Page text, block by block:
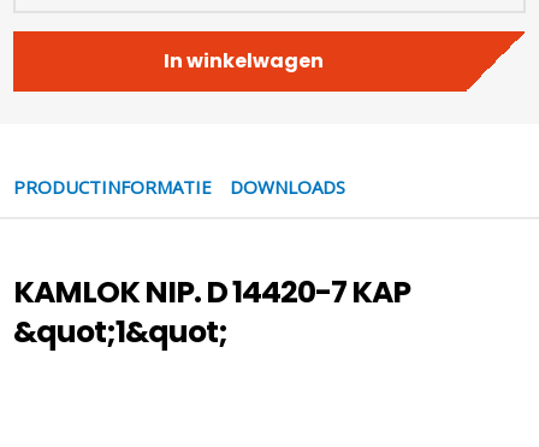
In winkelwagen
PRODUCTINFORMATIE DOWNLOADS
KAMLOK NIP. D 14420-7 KAP
&quot;1&quot;